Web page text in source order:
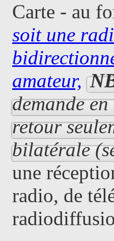
Carte - au
soit une
amateur,
demande
retour
bilatérale
une
radio, de